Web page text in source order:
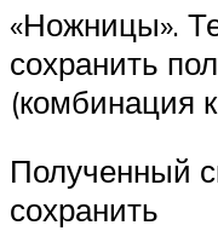
«Ножницы».
сохранить
(комбинация
Полученный
сохранить